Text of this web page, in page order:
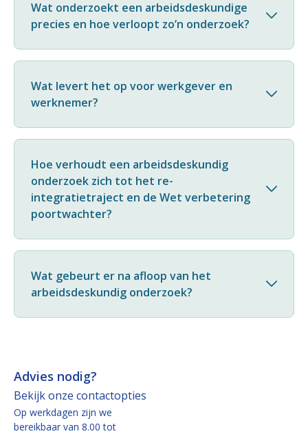
Wat onderzoekt een arbeidsdeskundige
precies en hoe verloopt zo’n onderzoek?
Wat levert het op voor werkgever en
werknemer?
Hoe verhoudt een arbeidsdeskundig
onderzoek zich tot het re-
integratietraject en de Wet verbetering
poortwachter?
Wat gebeurt er na afloop van het
arbeidsdeskundig onderzoek?
Advies nodig?
Bekijk onze contactopties
Op werkdagen zijn we
bereikbaar van 8.00 tot